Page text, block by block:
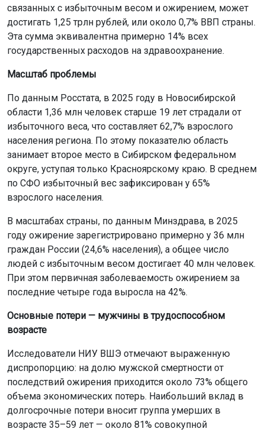
связанных с избыточным весом и ожирением, может
достигать 1,25 трлн рублей, или около 0,7% ВВП страны.
Эта сумма эквивалентна примерно 14% всех
государственных расходов на здравоохранение.
Масштаб проблемы
По данным Росстата, в 2025 году в Новосибирской
области 1,36 млн человек старше 19 лет страдали от
избыточного веса, что составляет 62,7% взрослого
населения региона. По этому показателю область
занимает второе место в Сибирском федеральном
округе, уступая только Красноярскому краю. В среднем
по СФО избыточный вес зафиксирован у 65%
взрослого населения.
В масштабах страны, по данным Минздрава, в 2025
году ожирение зарегистрировано примерно у 36 млн
граждан России (24,6% населения), а общее число
людей с избыточным весом достигает 40 млн человек.
При этом первичная заболеваемость ожирением за
последние четыре года выросла на 42%.
Основные потери — мужчины в трудоспособном
возрасте
Исследователи НИУ ВШЭ отмечают выраженную
диспропорцию: на долю мужской смертности от
последствий ожирения приходится около 73% общего
объема экономических потерь. Наибольший вклад в
долгосрочные потери вносит группа умерших в
возрасте 35–59 лет — около 81% совокупной